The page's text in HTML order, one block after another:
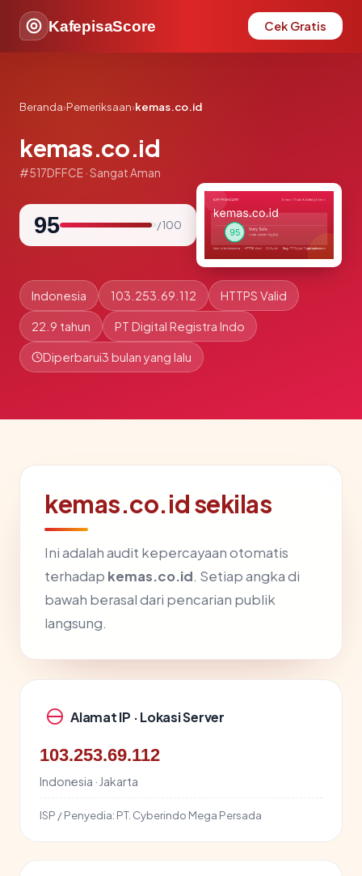
KafepisaScore Cek Gratis
Beranda›Pemeriksaan›kemas.co.id
kemas.co.id
#517DFFCE · Sangat Aman
95 / 100
Indonesia 103.253.69.112 HTTPS Valid
22.9 tahun PT Digital Registra Indo
Diperbarui3 bulan yang lalu
kemas.co.id sekilas
Ini adalah audit kepercayaan otomatis
terhadap kemas.co.id. Setiap angka di
bawah berasal dari pencarian publik
langsung.
Alamat IP · Lokasi Server
103.253.69.112
Indonesia · Jakarta
ISP / Penyedia: PT. Cyberindo Mega Persada